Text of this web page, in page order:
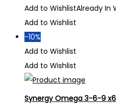
Add to WishlistAlready In
Add to Wishlist
-10%
Add to Wishlist
Add to Wishlist
Synergy Omega 3-6-9